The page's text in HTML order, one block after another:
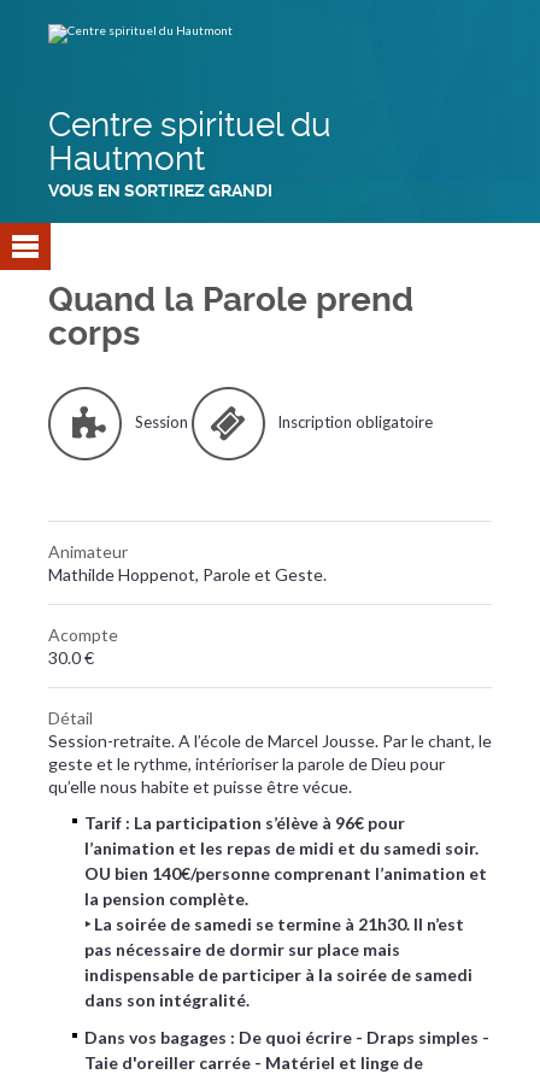
contenu.
Centre spirituel du
Hautmont
VOUS EN SORTIREZ GRANDI
Quand la Parole prend
corps
Session Inscription obligatoire
Animateur
Mathilde Hoppenot, Parole et Geste.
Acompte
30.0 €
Détail
Session-retraite. A l’école de Marcel Jousse. Par le chant, le
geste et le rythme, intérioriser la parole de Dieu pour
qu’elle nous habite et puisse être vécue.
Tarif : La participation s’élève à 96€ pour
l’animation et les repas de midi et du samedi soir.
OU bien 140€/personne comprenant l’animation et
la pension complète.
‣ La soirée de samedi se termine à 21h30. Il n’est
pas nécessaire de dormir sur place mais
indispensable de participer à la soirée de samedi
dans son intégralité.
Dans vos bagages : De quoi écrire - Draps simples -
Taie d'oreiller carrée - Matériel et linge de